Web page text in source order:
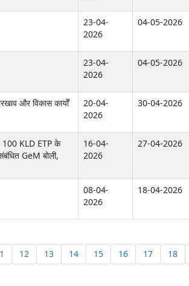
23-04-
2026
04-05-2026
23-04-
2026
04-05-2026
और विकास कार्यों
20-04-
2026
30-04-2026
100 KLD ETP के
GeM बोली,
16-04-
2026
27-04-2026
08-04-
2026
18-04-2026
12 13 14 15 16 17 18